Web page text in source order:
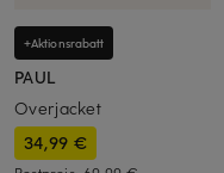
+Aktionsrabatt
PAUL
Overjacket
34,99 €